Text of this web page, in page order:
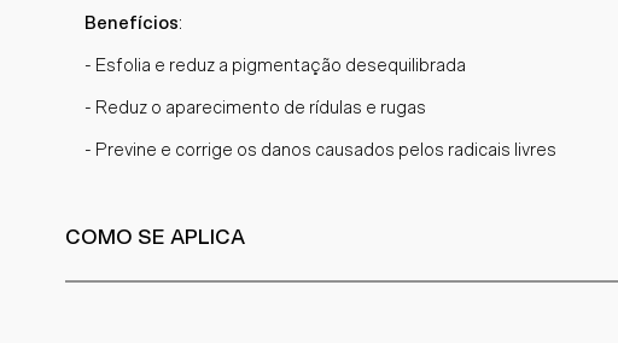
Benefícios:
- Esfolia e reduz a pigmentação desequilibrada
- Reduz o aparecimento de rídulas e rugas
- Previne e corrige os danos causados pelos radicais livres
COMO SE APLICA